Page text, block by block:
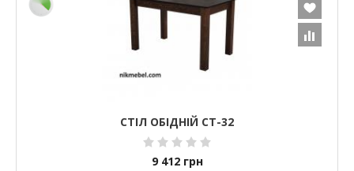
СТІЛ ОБІДНІЙ СТ-32
9 412 грн